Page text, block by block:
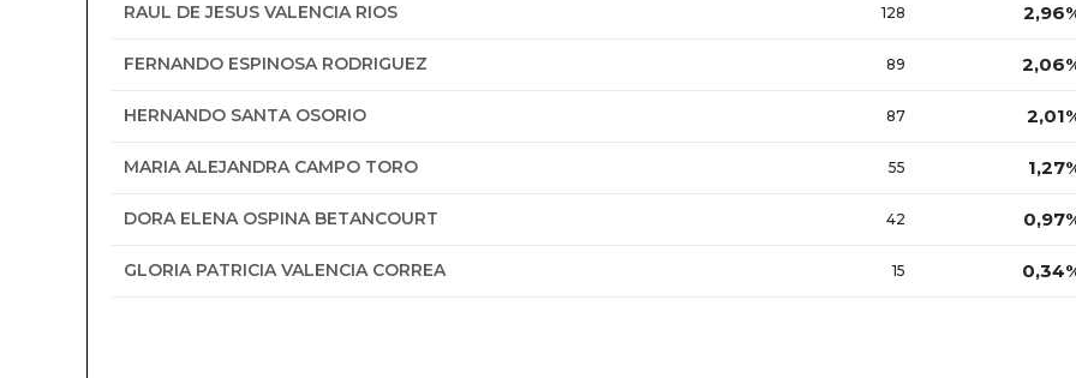
RAUL DE JESUS VALENCIA RIOS 128
FERNANDO ESPINOSA RODRIGUEZ 89
HERNANDO SANTA OSORIO 87
MARIA ALEJANDRA CAMPO TORO 55
DORA ELENA OSPINA BETANCOURT 42
GLORIA PATRICIA VALENCIA CORREA 15